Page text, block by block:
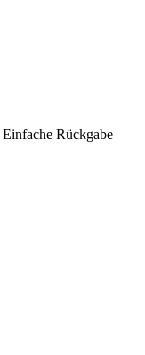
Einfache Rückgabe